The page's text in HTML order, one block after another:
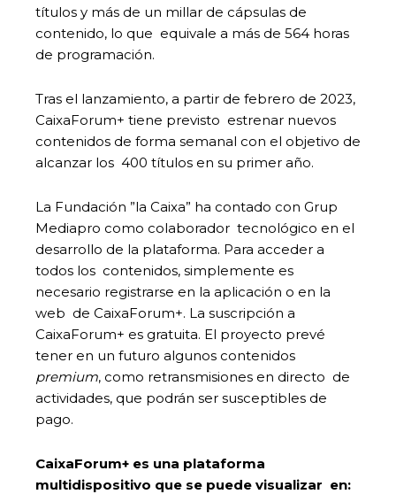
títulos y más de un millar de cápsulas de
contenido, lo que equivale a más de 564 horas
de programación.
Tras el lanzamiento, a partir de febrero de 2023,
CaixaForum+ tiene previsto estrenar nuevos
contenidos de forma semanal con el objetivo de
alcanzar los 400 títulos en su primer año.
La Fundación ”la Caixa” ha contado con Grup
Mediapro como colaborador tecnológico en el
desarrollo de la plataforma. Para acceder a
todos los contenidos, simplemente es
necesario registrarse en la aplicación o en la
web de CaixaForum+. La suscripción a
CaixaForum+ es gratuita. El proyecto prevé
tener en un futuro algunos contenidos
premium, como retransmisiones en directo de
actividades, que podrán ser susceptibles de
pago.
CaixaForum+ es una plataforma
multidispositivo que se puede visualizar en: